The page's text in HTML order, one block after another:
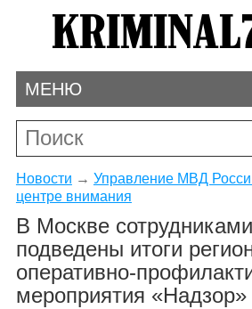
МЕНЮ
Новости → Управление МВД
центре внимания
В Москве
подведены итоги
оперативно-
мероприятия «Надзор»